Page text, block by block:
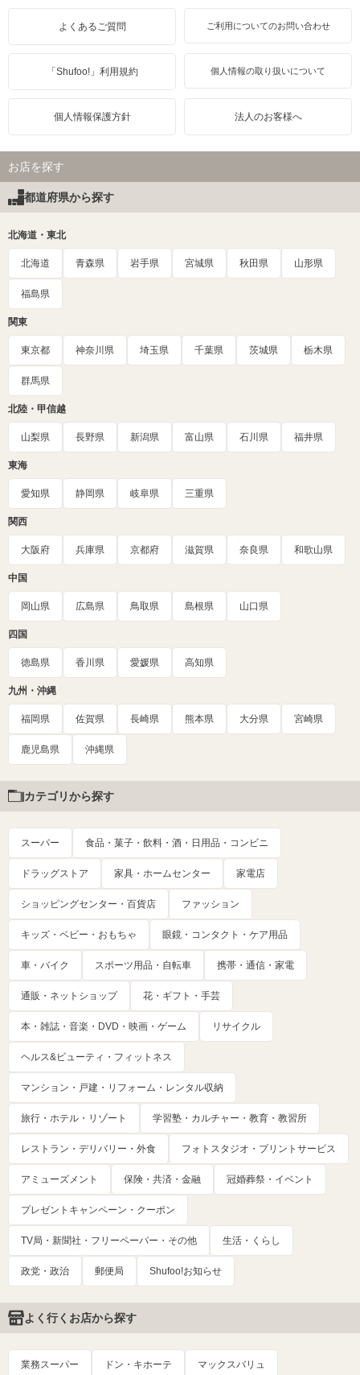
よくあるご質問 ご利用についてのお問い合わせ
「Shufoo!」利用規約 個人情報の取り扱いについて
個人情報保護方針 法人のお客様へ
お店を探す
都道府県から探す
北海道・東北
北海道 青森県 岩手県 宮城県 秋田県 山形県
福島県
関東
東京都 神奈川県 埼玉県 千葉県 茨城県 栃木県
群馬県
北陸・甲信越
山梨県 長野県 新潟県 富山県 石川県 福井県
東海
愛知県 静岡県 岐阜県 三重県
関西
大阪府 兵庫県 京都府 滋賀県 奈良県 和歌山県
中国
岡山県 広島県 鳥取県 島根県 山口県
四国
徳島県 香川県 愛媛県 高知県
九州・沖縄
福岡県 佐賀県 長崎県 熊本県 大分県 宮崎県
鹿児島県 沖縄県
カテゴリから探す
スーパー 食品・菓子・飲料・酒・日用品・コンビニ
ドラッグストア 家具・ホームセンター 家電店
ショッピングセンター・百貨店 ファッション
キッズ・ベビー・おもちゃ 眼鏡・コンタクト・ケア用品
車・バイク スポーツ用品・自転車 携帯・通信・家電
通販・ネットショップ 花・ギフト・手芸
本・雑誌・音楽・DVD・映画・ゲーム リサイクル
ヘルス&ビューティ・フィットネス
マンション・戸建・リフォーム・レンタル収納
旅行・ホテル・リゾート 学習塾・カルチャー・教育・教習所
レストラン・デリバリー・外食 フォトスタジオ・プリントサービス
アミューズメント 保険・共済・金融 冠婚葬祭・イベント
プレゼントキャンペーン・クーポン
TV局・新聞社・フリーペーパー・その他 生活・くらし
政党・政治 郵便局 Shufoo!お知らせ
よく行くお店から探す
業務スーパー ドン・キホーテ マックスバリュ